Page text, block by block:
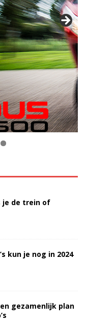
je de trein of
kun je nog in 2024
gezamenlijk plan